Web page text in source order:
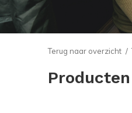
Terug naar overzicht